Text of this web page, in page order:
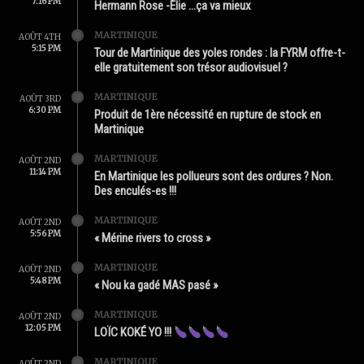
Hermann Rose -Élie …ça va mieux
AOÛT 4TH
5:15 PM
MARTINIQUE
Tour de Martinique des yoles rondes : la FYRM offre-t-
elle gratuitement son trésor audiovisuel ?
AOÛT 3RD
6:30 PM
MARTINIQUE
Produit de 1ère nécessité en rupture de stock en
Martinique
AOÛT 2ND
11:14 PM
MARTINIQUE
En Martinique les pollueurs sont des ordures ? Non.
Des enculés-es !!!
AOÛT 2ND
5:56 PM
MARTINIQUE
« Mérine rivers to cross »
AOÛT 2ND
5:48 PM
MARTINIQUE
« Nou ka gadé MAS pasé »
AOÛT 2ND
12:05 PM
MARTINIQUE
LOÏC KOKÉ YO !!!
MARTINIQUE